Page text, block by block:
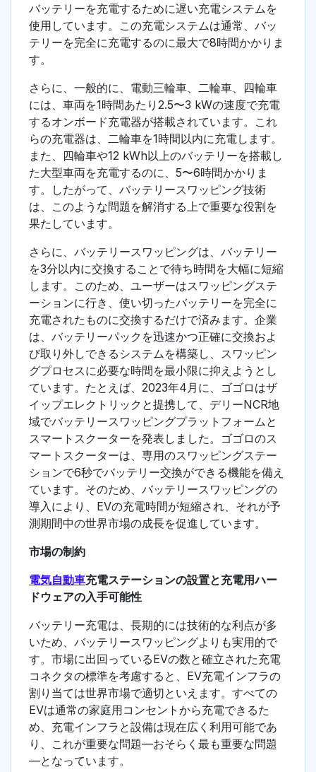
バッテリーを充電するために遅い充電システムを
使用しています。この充電システムは通常、バッ
テリーを完全に充電するのに最大で8時間かかりま
す。
さらに、一般的に、電動三輪車、二輪車、四輪車
には、車両を1時間あたり2.5〜3 kWの速度で充電
するオンボード充電器が搭載されています。これ
らの充電器は、二輪車を1時間以内に充電します。
また、四輪車や12 kWh以上のバッテリーを搭載し
た大型車両を充電するのに、5〜6時間かかりま
す。したがって、バッテリースワッピング技術
は、このような問題を解消する上で重要な役割を
果たしています。
さらに、バッテリースワッピングは、バッテリー
を3分以内に交換することで待ち時間を大幅に短縮
します。このため、ユーザーはスワッピングステ
ーションに行き、使い切ったバッテリーを完全に
充電されたものに交換するだけで済みます。企業
は、バッテリーパックを迅速かつ正確に交換およ
び取り外しできるシステムを構築し、スワッピン
グプロセスに必要な時間を最小限に抑えようとし
ています。たとえば、2023年4月に、ゴゴロはザ
イップエレクトリックと提携して、デリーNCR地
域でバッテリースワッピングプラットフォームと
スマートスクーターを発表しました。ゴゴロのス
マートスクーターは、専用のスワッピングステー
ションで6秒でバッテリー交換ができる機能を備え
ています。そのため、バッテリースワッピングの
導入により、EVの充電時間が短縮され、それが予
測期間中の世界市場の成長を促進しています。
市場の制約
電気自動車充電ステーションの設置と充電用ハー
ドウェアの入手可能性
バッテリー充電は、長期的には技術的な利点が多
いため、バッテリースワッピングよりも実用的で
す。市場に出回っているEVの数と確立された充電
コネクタの標準を考慮すると、EV充電インフラの
割り当ては世界市場で適切といえます。すべての
EVは通常の家庭用コンセントから充電できるた
め、充電インフラと設備は現在広く利用可能であ
り、これが重要な問題—おそらく最も重要な問題
—となっています。